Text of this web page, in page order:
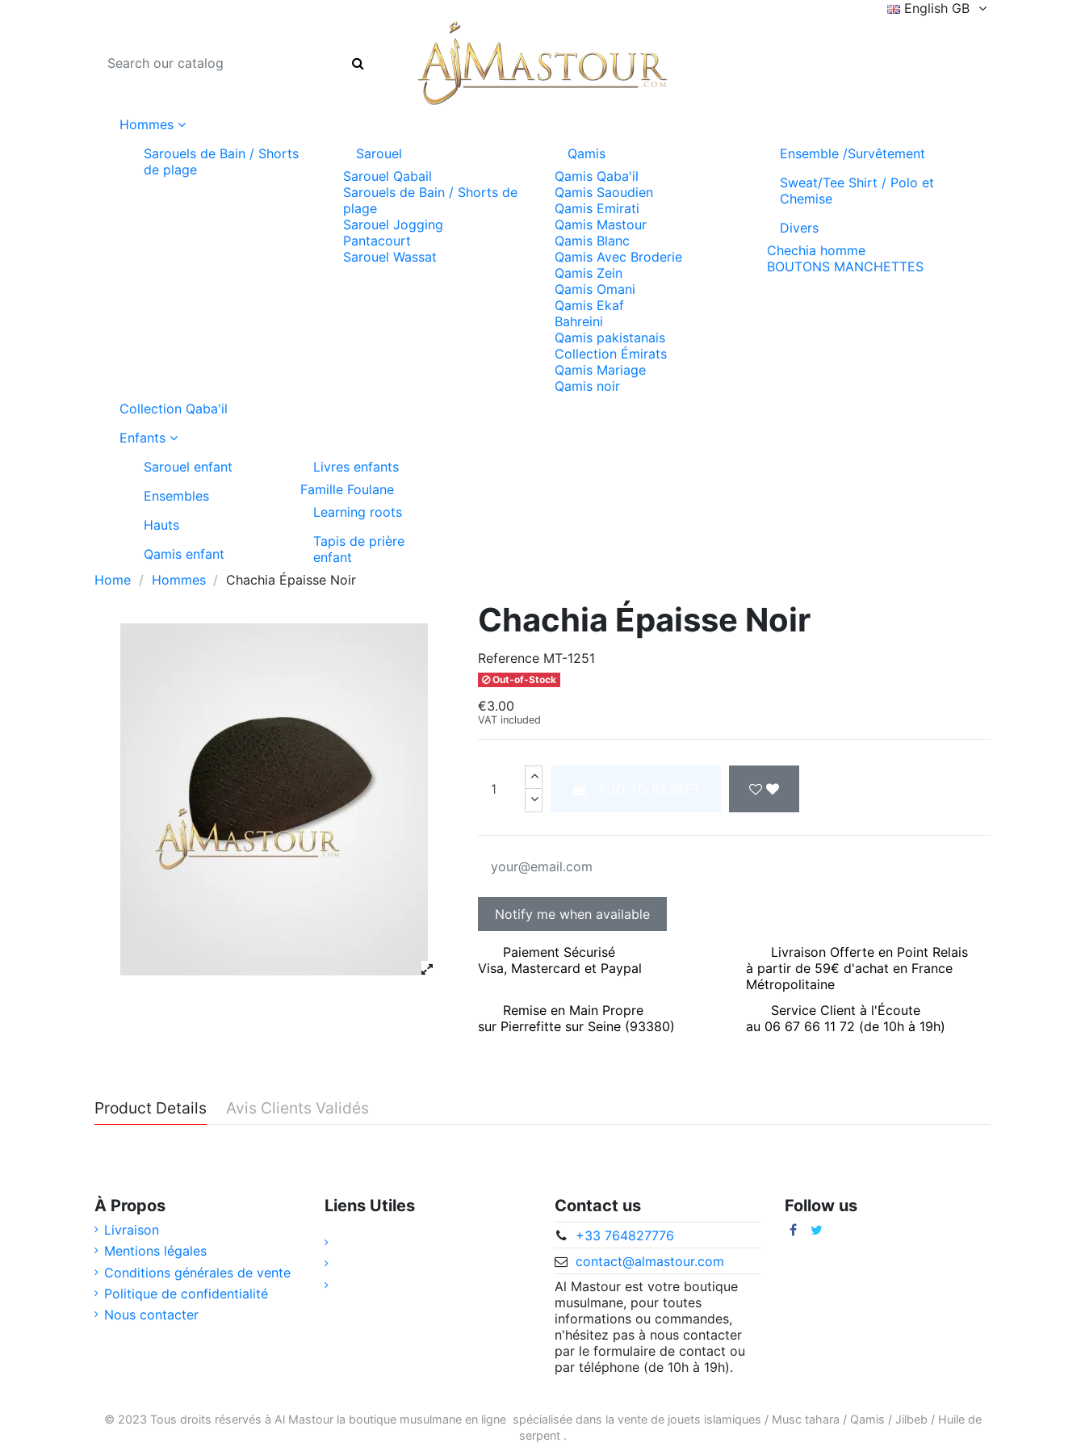
English GB
Hommes
Sarouels de Bain / Shorts
de plage
Sarouel
Sarouel Qabail
Sarouels de Bain / Shorts de
plage
Sarouel Jogging
Pantacourt
Sarouel Wassat
Qamis
Qamis Qaba'il
Qamis Saoudien
Qamis Emirati
Qamis Mastour
Qamis Blanc
Qamis Avec Broderie
Qamis Zein
Qamis Omani
Qamis Ekaf
Bahreini
Qamis pakistanais
Collection Émirats
Qamis Mariage
Qamis noir
Ensemble /Survêtement
Sweat/Tee Shirt / Polo et
Chemise
Divers
Chechia homme
BOUTONS MANCHETTES
Collection Qaba'il
Enfants
Sarouel enfant
Ensembles
Hauts
Qamis enfant
Livres enfants
Famille Foulane
Learning roots
Tapis de prière
enfant
Home
Hommes Chachia Épaisse Noir
Chachia Épaisse Noir
Reference MT-1251
Out-of-Stock
€3.00
VAT included
Paiement Sécurisé
Visa, Mastercard et Paypal
Livraison Offerte en Point Relais
à partir de 59€ d'achat en France
Métropolitaine
Remise en Main Propre
sur Pierrefitte sur Seine (93380)
Service Client à l'Écoute
au 06 67 66 11 72 (de 10h à 19h)
Product Details Avis Clients Validés
À Propos
Livraison
Mentions légales
Conditions générales de vente
Politique de confidentialité
Nous contacter
Liens Utiles Contact us
+33 764827776
contact@almastour.com
Al Mastour est votre boutique
musulmane, pour toutes
informations ou commandes,
n'hésitez pas à nous contacter
par le formulaire de contact ou
par téléphone (de 10h à 19h).
Follow us
© 2023 Tous droits réservés à Al Mastour la boutique musulmane en lignespécialisée dans la vente de jouets islamiques / Musc tahara / Qamis / Jilbeb / Huile de
serpent.